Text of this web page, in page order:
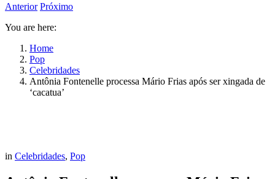
Anterior Próximo
You are here:
Home
Pop
Celebridades
Antônia Fontenelle processa Mário Frias após ser xingada de
‘cacatua’
in Celebridades, Pop